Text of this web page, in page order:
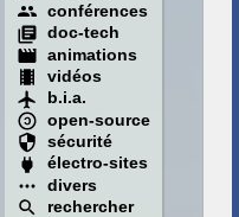
conférences
doc-tech
animations
vidéos
b.i.a.
open-source
sécurité
électro-sites
divers
rechercher